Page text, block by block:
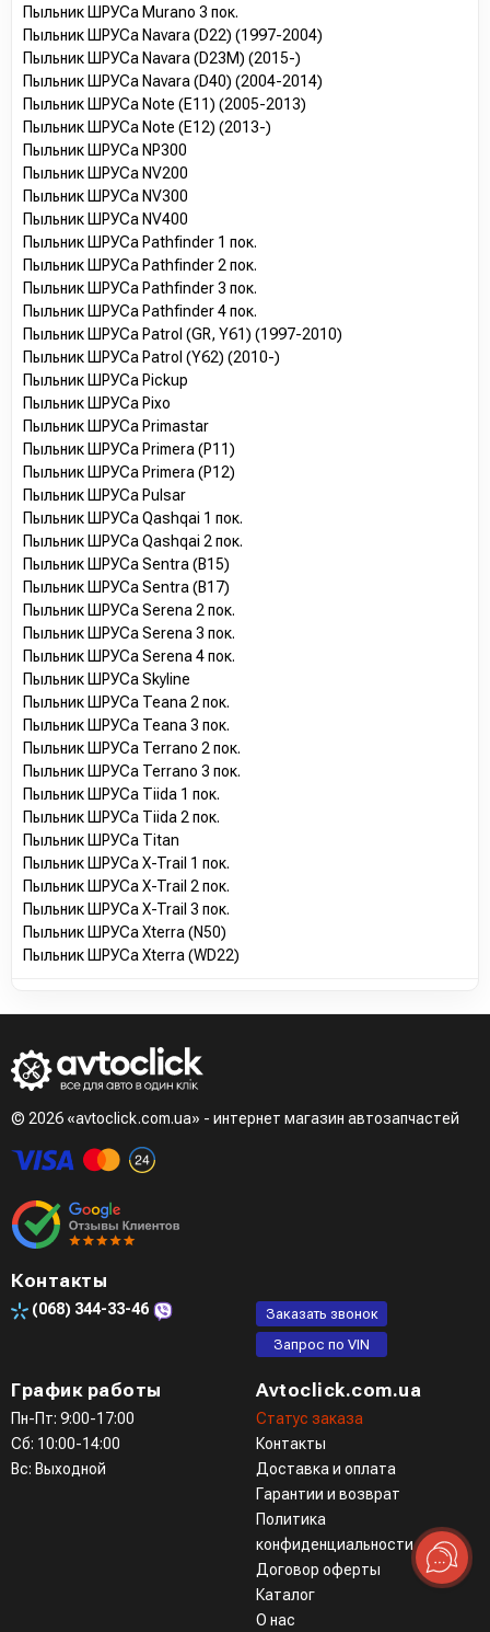
Пыльник ШРУСа Murano 3 пок.
Пыльник ШРУСа Navara (D22) (1997-2004)
Пыльник ШРУСа Navara (D23M) (2015-)
Пыльник ШРУСа Navara (D40) (2004-2014)
Пыльник ШРУСа Note (E11) (2005-2013)
Пыльник ШРУСа Note (E12) (2013-)
Пыльник ШРУСа NP300
Пыльник ШРУСа NV200
Пыльник ШРУСа NV300
Пыльник ШРУСа NV400
Пыльник ШРУСа Pathfinder 1 пок.
Пыльник ШРУСа Pathfinder 2 пок.
Пыльник ШРУСа Pathfinder 3 пок.
Пыльник ШРУСа Pathfinder 4 пок.
Пыльник ШРУСа Patrol (GR, Y61) (1997-2010)
Пыльник ШРУСа Patrol (Y62) (2010-)
Пыльник ШРУСа Pickup
Пыльник ШРУСа Pixo
Пыльник ШРУСа Primastar
Пыльник ШРУСа Primera (P11)
Пыльник ШРУСа Primera (P12)
Пыльник ШРУСа Pulsar
Пыльник ШРУСа Qashqai 1 пок.
Пыльник ШРУСа Qashqai 2 пок.
Пыльник ШРУСа Sentra (B15)
Пыльник ШРУСа Sentra (B17)
Пыльник ШРУСа Serena 2 пок.
Пыльник ШРУСа Serena 3 пок.
Пыльник ШРУСа Serena 4 пок.
Пыльник ШРУСа Skyline
Пыльник ШРУСа Teana 2 пок.
Пыльник ШРУСа Teana 3 пок.
Пыльник ШРУСа Terrano 2 пок.
Пыльник ШРУСа Terrano 3 пок.
Пыльник ШРУСа Tiida 1 пок.
Пыльник ШРУСа Tiida 2 пок.
Пыльник ШРУСа Titan
Пыльник ШРУСа X-Trail 1 пок.
Пыльник ШРУСа X-Trail 2 пок.
Пыльник ШРУСа X-Trail 3 пок.
Пыльник ШРУСа Xterra (N50)
Пыльник ШРУСа Xterra (WD22)
© 2026 «avtoclick.com.ua» - интернет магазин автозапчастей
Контакты
(068) 344-33-46
Заказать звонок
Запрос по VIN
График работы
Пн-Пт: 9:00-17:00
Сб: 10:00-14:00
Вс: Выходной
Avtoclick.com.ua
Статус заказа
Контакты
Доставка и оплата
Гарантии и возврат
Политика
конфиденциальности
Договор оферты
Каталог
О нас